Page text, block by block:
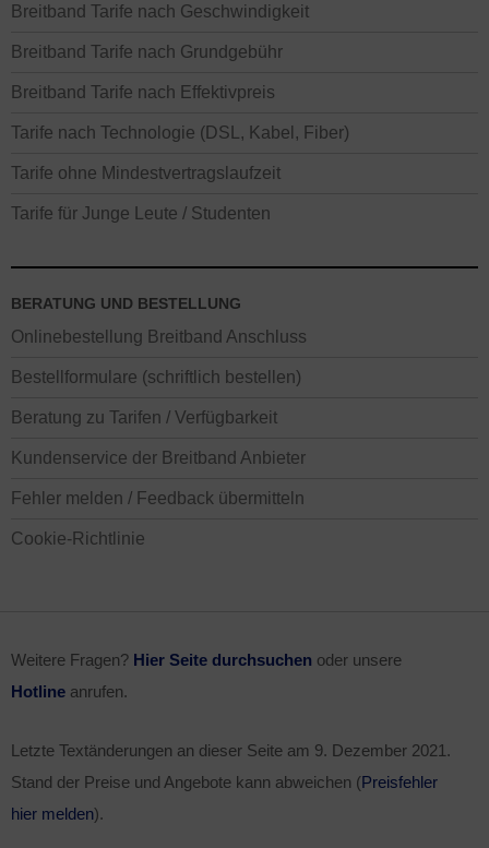
Breitband Tarife nach Geschwindigkeit
Breitband Tarife nach Grundgebühr
Breitband Tarife nach Effektivpreis
Tarife nach Technologie (DSL, Kabel, Fiber)
Tarife ohne Mindestvertragslaufzeit
Tarife für Junge Leute / Studenten
BERATUNG UND BESTELLUNG
Onlinebestellung Breitband Anschluss
Bestellformulare (schriftlich bestellen)
Beratung zu Tarifen / Verfügbarkeit
Kundenservice der Breitband Anbieter
Fehler melden / Feedback übermitteln
Cookie-Richtlinie
Weitere Fragen? Hier Seite durchsuchen oder unsere
Hotline anrufen.
Letzte Textänderungen an dieser Seite am 9. Dezember 2021 .
Stand der Preise und Angebote kann abweichen (Preisfehler
hier melden).